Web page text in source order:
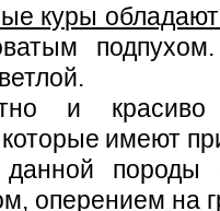
куры
и красиво
имеют
породы
оперением на